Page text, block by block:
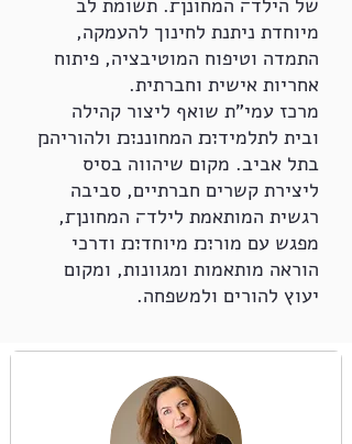
של הילד׌ המחונן׍. תשומת לב
מיוחדת ניתנת לחינוך להעמקה,
התמדה וטיפוח המוטיבציה, פיתוח
אחריות אישית וחברתית.
מרכז עמי"ת שואף ליצור קהילה
ובית לתלמיד׊׉ המחוננ׊׉ ולהוריה׋
בתל אביב. מקום שיהווה בסיס
ליצירת קשרים חברתיים, סביבה
רגשית המותאמת לילד׌ המחונן׍,
מפגש עם מור׊׉ מיוחד׊׉ ודרכי
הוראה מותאמות ומגוונות, ומקום
יעוץ להורים ולמשפחה.